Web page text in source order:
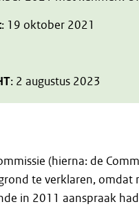
: 19 oktober 2021
: 2 augustus 2023
(hierna: de
te verklaren, omdat
in 2011 aanspraak had